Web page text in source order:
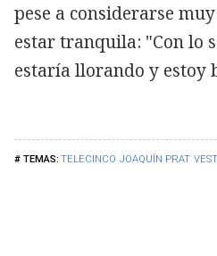
TELECINCO JOAQUÍN PRAT
pese a considerarse
estar tranquila: "Con lo
estaría llorando y estoy